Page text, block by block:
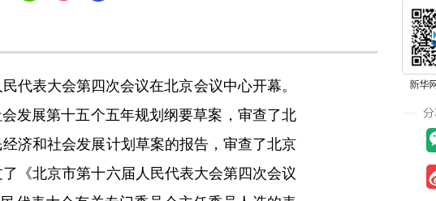
表大会第四次会议在北京会议中心开幕。
发展第十五个五年规划纲要草案，审查了北
济和社会发展计划草案的报告，审查了北京
《北京市第十六届人民代表大会第四次会议